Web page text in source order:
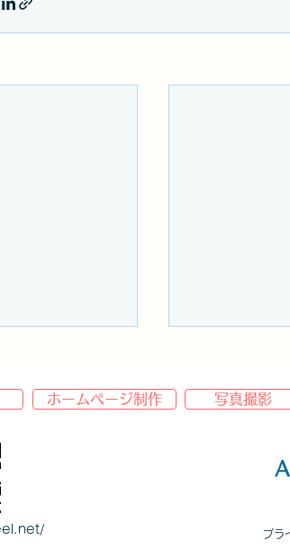
公式Webサイ
ホームページ制作 写真撮影
プラ